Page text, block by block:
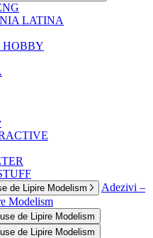
LATINA
HOBBY
de Lipire Modelism
Adezivi –
Modelism
de Lipire Modelism
de Lipire Modelism